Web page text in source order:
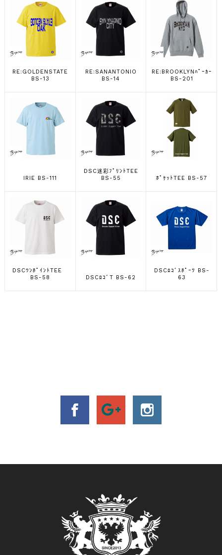
RE:GOLDENSTATE
BS-13
RE:SANANTONIO
BS-14
RE:BROOKLYNﾊﾟｰｶｰ
BS-201
IRIE BS-111
DSC迷彩ﾌﾟﾘﾝﾄTEE
BS-55
ﾎﾟｹｯﾄTEE BS-57
DSCﾜﾝﾎﾟｲﾝﾄTEE
BS-58
DSCﾛｺﾞT BS-62
DSCﾛｺﾞｽﾎﾟｰﾂ BS-
63